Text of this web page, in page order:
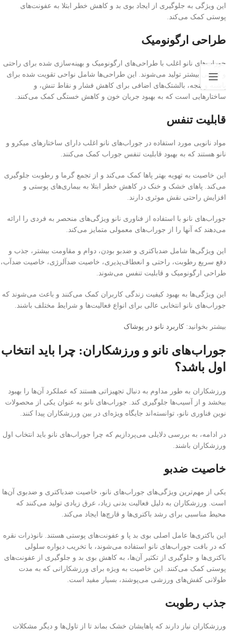
این ویژگی به جلوگیری از ایجاد بوی بد و کاهش خطر ابتلا به عفونت‌های
پوستی کمک می‌کند.
طراحی ارگونومیک
جوراب‌های نانو اغلب با طراحی‌های ارگونومیک و بهینه‌سازی شده برای راحتی
و کارایی بیشتر تولید می‌شوند. این طراحی‌ها شامل نواحی تقویت شده برای
پاشنه و پنجه، بالشتک‌های اضافی برای کاهش فشار و نقاط تنش، و
ساختارهایی است که به بهبود جریان خون و کاهش خستگی کمک می‌کنند.
قابلیت تنفس
مواد نانویی مورد استفاده در جوراب‌های نانو اغلب دارای ساختارهای میکرو و
نانو هستند که به بهبود قابلیت تنفس جوراب کمک می‌کنند.
این خاصیت به تهویه بهتر پاها کمک می‌کند و از تجمع گرما و رطوبت جلوگیری
می‌کند. پاهای خشک و خنک در کاهش خطر ابتلا به بیماری‌های پوستی و
افزایش راحتی نقش موثری دارند.
جوراب‌های نانو با استفاده از فناوری نانو ویژگی‌های منحصر به فردی را ارائه
می‌دهند که آنها را از جوراب‌های معمولی متمایز می‌کند.
این ویژگی‌ها شامل ضدباکتری و ضدبو بودن، دوام و مقاومت بیشتر، جذب و
دفع سریع رطوبت، راحتی و انعطاف‌پذیری، خاصیت ضدآلرژی، خاصیت ضدآب،
طراحی ارگونومیک و قابلیت تنفس می‌شوند.
این ویژگی‌ها به بهبود کیفیت زندگی کاربران کمک می‌کنند و باعث می‌شوند که
جوراب‌های نانو انتخابی عالی برای انواع فعالیت‌ها و شرایط مختلف باشند.
بیشتر بخوانید: کاربرد نانو در پوشاک
جوراب‌های نانو و ورزشکاران: چرا باید انتخاب
اول باشد؟
ورزشکاران به طور مداوم به دنبال تجهیزاتی هستند که عملکرد آن‌ها را بهبود
ببخشد و از آسیب‌ها جلوگیری کند. جوراب‌های نانو به عنوان یکی از محصولات
نوین فناوری نانو، توانسته‌اند جایگاه ویژه‌ای در بین ورزشکاران پیدا کنند.
در ادامه، به بررسی دلایلی می‌پردازیم که چرا جوراب‌های نانو باید انتخاب اول
ورزشکاران باشند.
خاصیت ضدبو
یکی از مهم‌ترین ویژگی‌های جوراب‌های نانو، خاصیت ضدباکتری و ضدبوی آن‌ها
است. ورزشکاران به دلیل فعالیت بدنی زیاد، عرق زیادی تولید می‌کنند که
محیط مناسبی برای رشد باکتری‌ها و قارچ‌ها ایجاد می‌کند.
این باکتری‌ها عامل اصلی بوی بد پا و عفونت‌های پوستی هستند. نانوذرات نقره
که در بافت جوراب‌های نانو استفاده می‌شوند، با تخریب دیواره سلولی
باکتری‌ها و جلوگیری از تکثیر آن‌ها، به کاهش بوی بد و جلوگیری از عفونت‌های
پوستی کمک می‌کنند. این خاصیت به ویژه برای ورزشکارانی که به مدت
طولانی کفش‌های ورزشی می‌پوشند، بسیار مفید است.
جذب رطوبت
ورزشکاران نیاز دارند که پاهایشان خشک بماند تا از تاول‌ها و دیگر مشکلات